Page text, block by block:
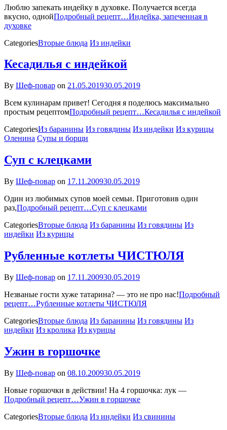
Люблю запекать индейку в духовке. Получается всегда
вкусно, однойПодробный рецепт…Индейка, запеченная в
духовке
CategoriesВторые блюда Из индейки
Кесадилья с индейкой
By Шеф-повар on 21.05.201930.05.2019
Всем кулинарам привет! Сегодня я поделюсь максимально
простым рецептомПодробный рецепт…Кесадилья с индейкой
CategoriesИз баранины Из говядины Из индейки Из курицы
Оленина Супы и борщи
Суп с клецками
By Шеф-повар on 17.11.200930.05.2019
Один из любимых супов моей семьи. Приготовив один
раз,Подробный рецепт…Суп с клецками
CategoriesВторые блюда Из баранины Из говядины Из
индейки Из курицы
Рубленные котлеты ЧИСТЮЛЯ
By Шеф-повар on 17.11.200930.05.2019
Незваные гости хуже татарина? — это не про нас!Подробный
рецепт…Рубленные котлеты ЧИСТЮЛЯ
CategoriesВторые блюда Из баранины Из говядины Из
индейки Из кролика Из курицы
Ужин в горшочке
By Шеф-повар on 08.10.200930.05.2019
Новые горшочки в действии! На 4 горшочка: лук —
Подробный рецепт…Ужин в горшочке
CategoriesВторые блюда Из индейки Из свинины